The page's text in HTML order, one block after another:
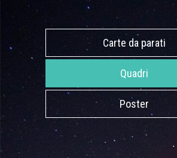
Carte da parati
Quadri
Poster